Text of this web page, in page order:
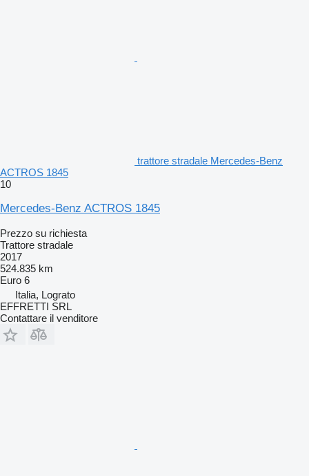
trattore stradale Mercedes-Benz
ACTROS 1845
10
Mercedes-Benz ACTROS 1845
Prezzo su richiesta
Trattore stradale
2017
524.835 km
Euro 6
Italia, Lograto
EFFRETTI SRL
Contattare il venditore